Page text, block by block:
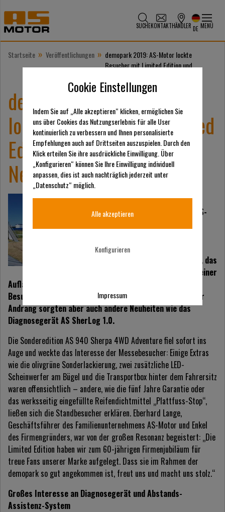
SUCHEKONTAKTHÄNDLER DE MENÜ
Startseite » Veröffentlichungen » demopark 2019: AS-Motor lockte
Besucher mit Limited Edition und
demopark 2019: AS-Motor
lockte Besucher mit Limited
Edition und prämierter
Neuheit
Er war der Star am
demopark-Stand der AS-
Sondermodell AS 940
Sherpa 4WD Adventure, das
zum Firmenjubiläum in einer
Auflage von nur 60 Stück produziert wurde. Zahlreiche
Besucher scharten sich um den olivgrünen Hingucker. Für
Andrang sorgten aber auch andere Neuheiten wie das
Diagnosegerät AS SherLog 1.0.
Die Sonderedition AS 940 Sherpa 4WD Adventure fiel sofort ins
Auge und weckte das Interesse der Messebesucher: Einige Extras
wie die olivgrüne Sonderlackierung, zwei zusätzliche LED-
Scheinwerfer am Bügel und die Transportbox hinter dem Fahrersitz
waren offensichtlich – andere, wie die fünf Jahre Garantie oder
das werksseitig eingefüllte Reifendichtmittel „Plattfuss-Stop“,
ließen sich die Standbesucher erklären. Eberhard Lange,
Geschäftsführer des Familienunternehmens AS-Motor und Enkel
des Firmengründers, war von der großen Resonanz begeistert: „Die
Limited Edition haben wir zum 60-jährigen Firmenjubiläum für
treue Fans unserer Marke aufgelegt. Dass sie im Rahmen der
demopark so gut angekommen ist, freut uns und macht uns stolz.“
Großes Interesse an Diagnosegerät und Abstands-
Assistenz-System
Cookie Einstellungen
Indem Sie auf „Alle akzeptieren“ klicken, ermöglichen Sie
uns über Cookies das Nutzungserlebnis für alle User
kontinuierlich zu verbessern und Ihnen personalisierte
Empfehlungen auch auf Drittseiten auszuspielen. Durch den
Klick erteilen Sie ihre ausdrückliche Einwilligung. Über
„Konfigurieren“ können Sie Ihre Einwilligung individuell
anpassen, dies ist auch nachträglich jederzeit unter
„Datenschutz“ möglich.
Alle akzeptieren
Konfigurieren
Impressum